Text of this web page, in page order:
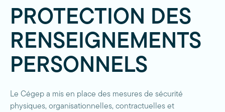
PROTECTION DES
RENSEIGNEMENTS
PERSONNELS
Le Cégep a mis en place des mesures de sécurité
physiques, organisationnelles, contractuelles et